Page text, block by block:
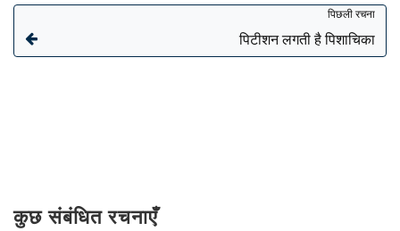
पिछली रचना
पिटीशन लगती है पिशाचिका
कुछ संबंधित रचनाएँ